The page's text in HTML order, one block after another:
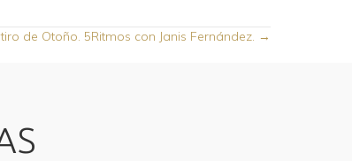
de Otoño. 5Ritmos con Janis Fernández. →